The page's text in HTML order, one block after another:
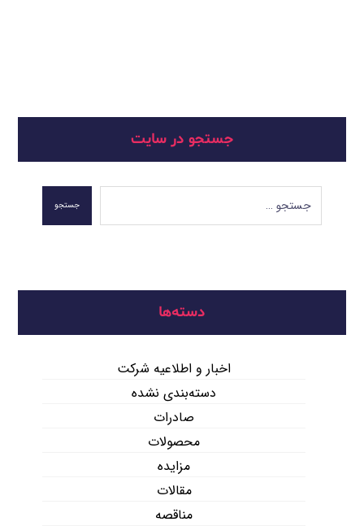
جستجو در سایت
جستجو
دسته‌ها
اخبار و اطلاعیه شرکت
دسته‌بندی نشده
صادرات
محصولات
مزایده
مقالات
مناقصه